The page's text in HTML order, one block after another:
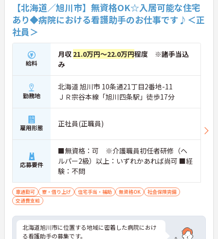
【北海道／旭川市】無資格OK☆入居可能な住宅
あり◆病院における看護助手のお仕事です♪＜正
社員＞
給料
月収 21.0万円～22.0万円程度 ※諸手当込
み
勤務地
北海道 旭川市 10条通21丁目2番地-11
ＪＲ宗谷本線「旭川四条駅」徒歩17分
雇用形態 正社員(正職員)
応募要件
■無資格：可 ※介護職員初任者研修（ヘ
ルパー2級）以上：いずれかあれば尚可 ■経
験：不問
車通勤可 寮・借り上げ 住宅手当・補助 無資格OK
社会保険完備
交通費支給
北海道旭川市に位置する地域に密着した病院におけ
る看護助手の募集です。